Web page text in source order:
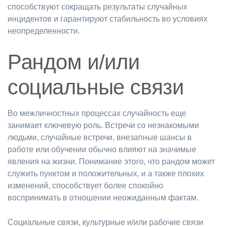
способствуют сокращать результаты случайных
инцидентов и гарантируют стабильность во условиях
неопределенности.
Рандом и/или
социальные связи
Во межличностных процессах случайность еще
занимает ключевую роль. Встречи со незнакомыми
людьми, случайные встречи, внезапные шансы в
работе или обучении обычно влияют на значимые
явления на жизни. Понимание этого, что рандом может
служить пунктом и положительных, и а также плохих
изменений, способствует более спокойно
воспринимать в отношении неожиданным фактам.
Социальные связи, культурные и/или рабочие связи